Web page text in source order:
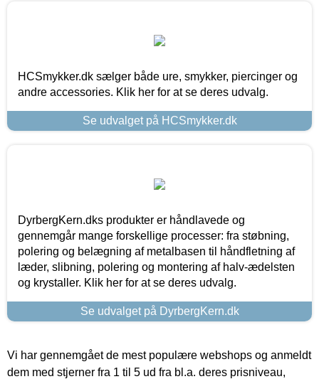
HCSmykker.dk sælger både ure, smykker, piercinger og
andre accessories. Klik her for at se deres udvalg.
Se udvalget på HCSmykker.dk
DyrbergKern.dks produkter er håndlavede og
gennemgår mange forskellige processer: fra støbning,
polering og belægning af metalbasen til håndfletning af
læder, slibning, polering og montering af halv-ædelsten
og krystaller. Klik her for at se deres udvalg.
Se udvalget på DyrbergKern.dk
Vi har gennemgået de mest populære webshops og anmeldt
dem med stjerner fra 1 til 5 ud fra bl.a. deres prisniveau,